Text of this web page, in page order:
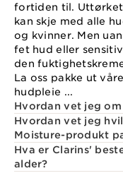
fortiden til.
kan skje med alle
og kvinner. Men
fet hud eller
den
La oss pakke ut
hudpleie ...
Hvordan vet jeg
Hvordan vet jeg
Moisture-produkt
Hva er Clarins'
alder?